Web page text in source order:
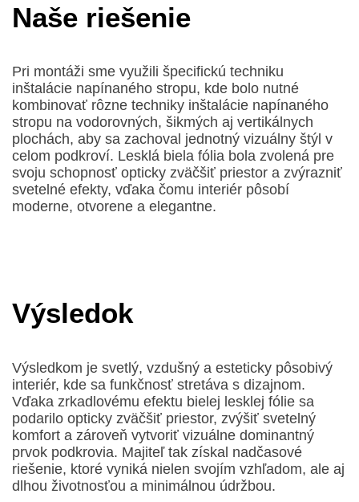
Naše riešenie
Pri montáži sme využili špecifickú techniku
inštalácie napínaného stropu, kde bolo nutné
kombinovať rôzne techniky inštalácie napínaného
stropu na vodorovných, šikmých aj vertikálnych
plochách, aby sa zachoval jednotný vizuálny štýl v
celom podkroví. Lesklá biela fólia bola zvolená pre
svoju schopnosť opticky zväčšiť priestor a zvýrazniť
svetelné efekty, vďaka čomu interiér pôsobí
moderne, otvorene a elegantne.
Výsledok
Výsledkom je svetlý, vzdušný a esteticky pôsobivý
interiér, kde sa funkčnosť stretáva s dizajnom.
Vďaka zrkadlovému efektu bielej lesklej fólie sa
podarilo opticky zväčšiť priestor, zvýšiť svetelný
komfort a zároveň vytvoriť vizuálne dominantný
prvok podkrovia. Majiteľ tak získal nadčasové
riešenie, ktoré vyniká nielen svojím vzhľadom, ale aj
dlhou životnosťou a minimálnou údržbou.